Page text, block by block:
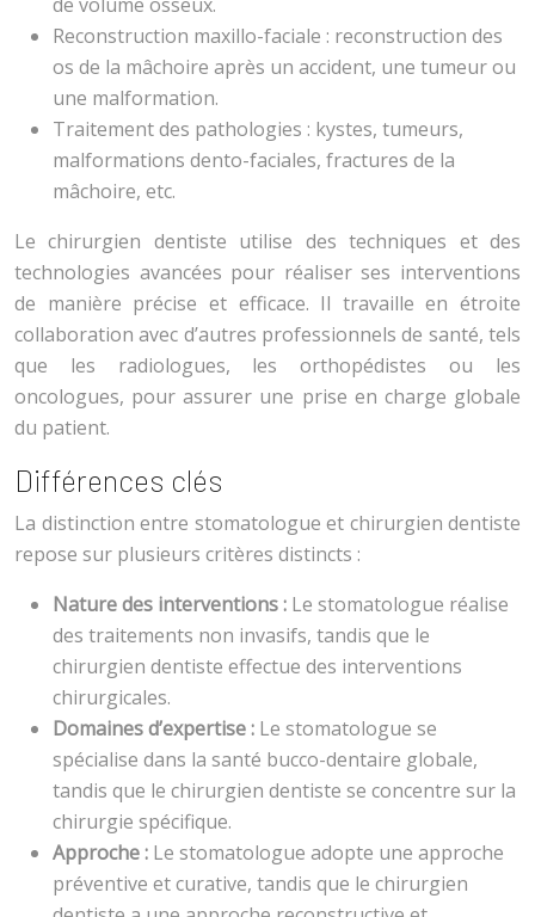
Reconstruction maxillo-faciale : reconstruction des
os de la mâchoire après un accident, une tumeur ou
une malformation.
Traitement des pathologies : kystes, tumeurs,
malformations dento-faciales, fractures de la
mâchoire, etc.
Le chirurgien dentiste utilise des techniques et des
technologies avancées pour réaliser ses interventions
de manière précise et efficace. Il travaille en étroite
collaboration avec d’autres professionnels de santé, tels
que les radiologues, les orthopédistes ou les
oncologues, pour assurer une prise en charge globale
du patient.
Différences clés
La distinction entre stomatologue et chirurgien dentiste
repose sur plusieurs critères distincts :
Nature des interventions : Le stomatologue réalise
des traitements non invasifs, tandis que le
chirurgien dentiste effectue des interventions
chirurgicales.
Domaines d’expertise : Le stomatologue se
spécialise dans la santé bucco-dentaire globale,
tandis que le chirurgien dentiste se concentre sur la
chirurgie spécifique.
Approche : Le stomatologue adopte une approche
préventive et curative, tandis que le chirurgien